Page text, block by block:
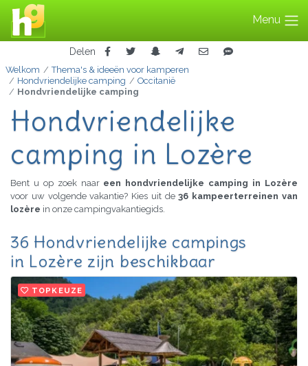
Menu
Delen
Welkom
Thema's & ideeën voor kamperen
Hondvriendelijke camping
Occitanië
Hondvriendelijke camping
Hondvriendelijke
camping in Lozère
Bent u op zoek naar een hondvriendelijke camping in Lozère
voor uw volgende vakantie? Kies uit de36 kampeerterreinen van
lozère in onze campingvakantiegids.
36 Hondvriendelijke campings
in Lozère zijn beschikbaar
TOPKEUZE